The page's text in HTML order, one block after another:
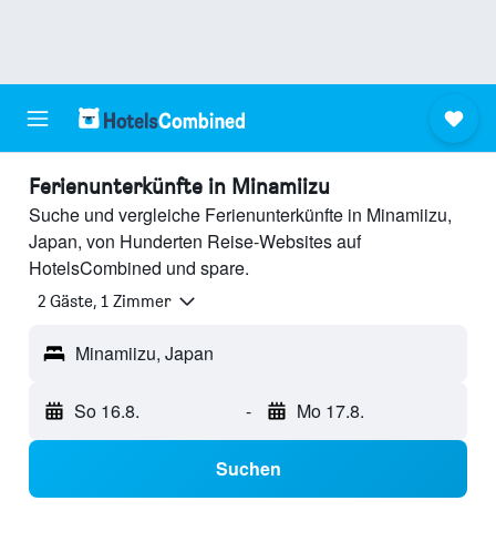
Ferienunterkünfte in Minamiizu
Suche und vergleiche Ferienunterkünfte in Minamiizu,
Japan, von Hunderten Reise-Websites auf
HotelsCombined und spare.
2 Gäste, 1 Zimmer
Minamiizu, Japan
So 16.8. - Mo 17.8.
Suchen